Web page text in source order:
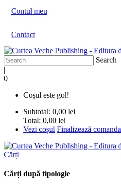
Contul meu
Contact
Search
|
0
Coșul este gol!
Subtotal: 0,00 lei
Total: 0,00 lei
Vezi coșul Finalizează comanda
Cărți
Cărți după tipologie